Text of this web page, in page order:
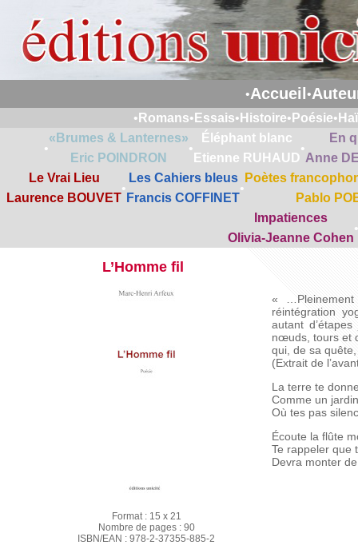
•Accueil •
• Romans• Essais• Histoire• Poésie•
•
«Brumes & Lanternes»
Eric POINDRON
•
Éléphant blanc
Etienne RUHAUD
•
En
Anne
Le Vrai Lieu
Laurence BOUVET
•
Les Cahiers bleus
Francis COFFINET
•
Poètes
Pablo
Impatiences
Olivia-Jeanne Cohen
•
L’Homme fil
Format : 15 x 21
Nombre de pages : 90
ISBN/EAN : 978-2-37355-885-2
« …Pleinement
réintégration
autant
nœuds, tours et
qui, de sa
(Extrait de
La terre te
Comme un
Où tes pas
Écoute la flûte
Te rappeler que
Devra monter